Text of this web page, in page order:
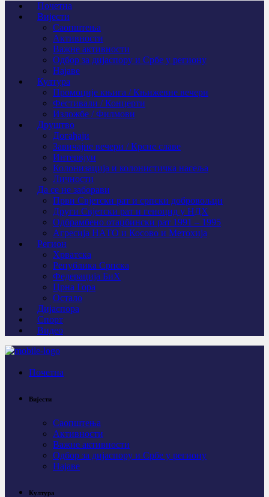
Почетна
Вијести
Саопштења
Активности
Важне активности
Одбор за дијаспору и Србе у региону
Најаве
Култура
Промоције књига / Књижевне вечери
Фестивали / Концерти
Изложбе / Филмови
Друштво
Догађаји
Завичајне вечери / Крсне славе
Интервјуи
Колонизација и колонистичка насеља
Личности
Да се не заборави
Први Свјeтски рат и српски добровољци
Други Свјетски рат и геноцид у НДХ
Одбрамбено отаџбински рат 1991 – 1995
Агресија НАТО и Косово и Метохија
Регион
Хрватска
Република Српска
Федерација БиХ
Црна Гора
Остало
Дијаспора
Спорт
Видео
Почетна
Вијести
Саопштења
Активности
Важне активности
Одбор за дијаспору и Србе у региону
Најаве
Култура